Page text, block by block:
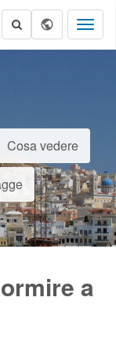
Cosa vedere
a